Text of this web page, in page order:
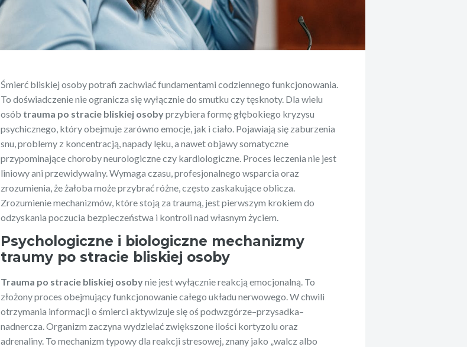
Śmierć bliskiej osoby potrafi zachwiać fundamentami codziennego funkcjonowania.
To doświadczenie nie ogranicza się wyłącznie do smutku czy tęsknoty. Dla wielu
osób trauma po stracie bliskiej osobyprzybiera formę głębokiego kryzysu
psychicznego, który obejmuje zarówno emocje, jak i ciało. Pojawiają się zaburzenia
snu, problemy z koncentracją, napady lęku, a nawet objawy somatyczne
przypominające choroby neurologiczne czy kardiologiczne. Proces leczenia nie jest
liniowy ani przewidywalny. Wymaga czasu, profesjonalnego wsparcia oraz
zrozumienia, że żałoba może przybrać różne, często zaskakujące oblicza.
Zrozumienie mechanizmów, które stoją za traumą, jest pierwszym krokiem do
odzyskania poczucia bezpieczeństwa i kontroli nad własnym życiem.
Psychologiczne i biologiczne mechanizmy
traumy po stracie bliskiej osoby
Trauma po stracie bliskiej osobynie jest wyłącznie reakcją emocjonalną. To
złożony proces obejmujący funkcjonowanie całego układu nerwowego. W chwili
otrzymania informacji o śmierci aktywizuje się oś podwzgórze–przysadka–
nadnercza. Organizm zaczyna wydzielać zwiększone ilości kortyzolu oraz
adrenaliny. To mechanizm typowy dla reakcji stresowej, znany jako „walcz albo